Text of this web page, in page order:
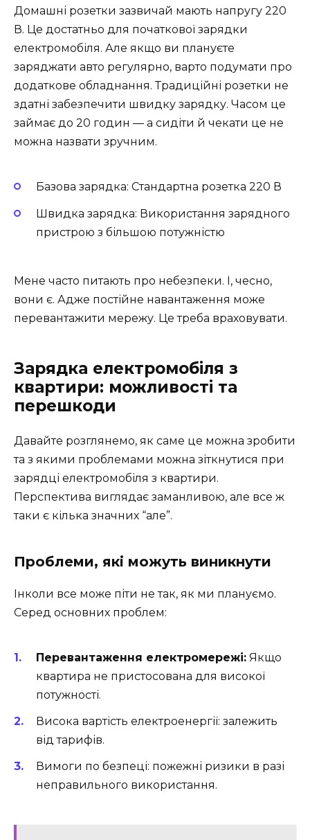
Домашні розетки зазвичай мають напругу 220
В. Це достатньо для початкової зарядки
електромобіля. Але якщо ви плануєте
заряджати авто регулярно, варто подумати про
додаткове обладнання. Традиційні розетки не
здатні забезпечити швидку зарядку. Часом це
займає до 20 годин — а сидіти й чекати це не
можна назвати зручним.
Базова зарядка: Стандартна розетка 220 В
Швидка зарядка: Використання зарядного
пристрою з більшою потужністю
Мене часто питають про небезпеки. І, чесно,
вони є. Адже постійне навантаження може
перевантажити мережу. Це треба враховувати.
Зарядка електромобіля з
квартири: можливості та
перешкоди
Давайте розглянемо, як саме це можна зробити
та з якими проблемами можна зіткнутися при
зарядці електромобіля з квартири.
Перспектива виглядає заманливою, але все ж
таки є кілька значних “але”.
Проблеми, які можуть виникнути
Інколи все може піти не так, як ми плануємо.
Серед основних проблем:
Перевантаження електромережі: Якщо
квартира не пристосована для високої
потужності.
Висока вартість електроенергії: залежить
від тарифів.
Вимоги по безпеці: пожежні ризики в разі
неправильного використання.